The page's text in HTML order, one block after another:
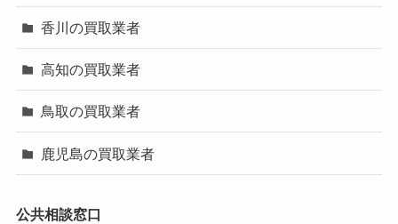
香川の買取業者
高知の買取業者
鳥取の買取業者
鹿児島の買取業者
公共相談窓口